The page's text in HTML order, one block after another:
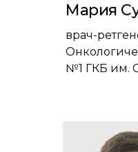
Мария
врач-
№1 ГКБ им.